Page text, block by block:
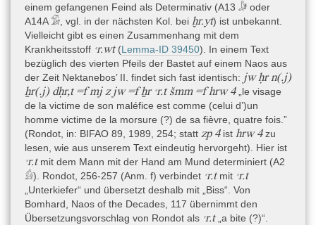
einem gefangenen Feind als Determinativ (A13 𓀏 oder
A14A 𓀑, vgl. in der nächsten Kol. bei ḫr.yt) ist unbekannt.
Vielleicht gibt es einen Zusammenhang mit dem
Krankheitsstoff ꜥr.wt(Lemma-ID 39450). In einem Text
bezüglich des vierten Pfeils der Bastet auf einem Naos aus
der Zeit Nektanebos’ II. findet sich fast identisch: jw ḥr n(.j)
ẖr(.j) dḥr,t =f mj z jw =f ẖr ꜥr.t šmm =f hrw 4„le visage
de la victime de son maléfice est comme (celui d’)un
homme victime de la morsure (?) de sa fièvre, quatre fois.”
(Rondot, in: BIFAO 89, 1989, 254; statt zp 4ist hrw 4zu
lesen, wie aus unserem Text eindeutig hervorgeht). Hier ist
ꜥr.tmit dem Mann mit der Hand am Mund determiniert (A2
𓀁). Rondot, 256-257 (Anm. f) verbindet ꜥr.tmit ꜥr.t
„Unterkiefer“ und übersetzt deshalb mit „Biss“. Von
Bomhard, Naos of the Decades, 117 übernimmt den
Übersetzungsvorschlag von Rondot als ꜥr.t„a bite (?)“.